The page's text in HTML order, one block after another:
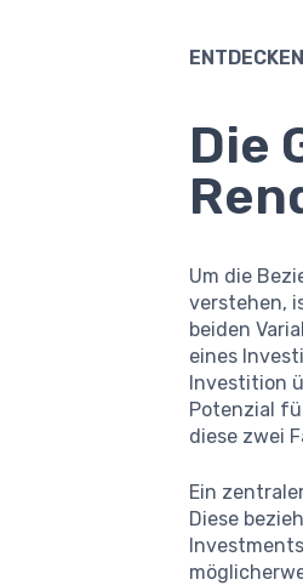
Die
Um die
verstehen,
beiden
eines
Investition
Potenzial
diese zwei
Ein
Diese